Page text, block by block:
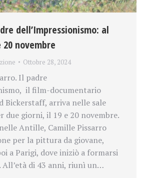
dell’Impressionismo: al
novembre
Ottobre 28, 2024
Il padre
il film-documentario
Bickerstaff, arriva nelle sale
due giorni, il 19 e 20 novembre.
Antille, Camille Pissarro
per la pittura da giovane,
a Parigi, dove iniziò a formarsi
di 43 anni, riunì un…